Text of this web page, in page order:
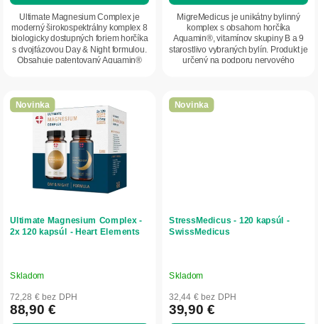
Ultimate Magnesium Complex je
moderný širokospektrálny komplex 8
biologicky dostupných foriem horčíka
s dvojfázovou Day & Night formulou.
Obsahuje patentovaný Aquamin®
MigreMedicus je unikátny bylinný
komplex s obsahom horčíka
Aquamin®, vitamínov skupiny B a 9
starostlivo vybraných bylín. Produkt je
určený na podporu nervového
Novinka
Ultimate Magnesium Complex -
2x 120 kapsúl - Heart Elements
Skladom
72,28 € bez DPH
88,90 €
Novinka
StressMedicus - 120 kapsúl -
SwissMedicus
Skladom
32,44 € bez DPH
39,90 €